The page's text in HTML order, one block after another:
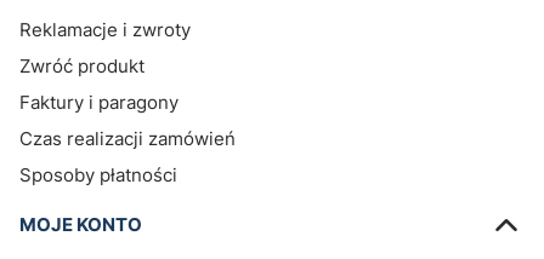
Reklamacje i zwroty
Zwróć produkt
Faktury i paragony
Czas realizacji zamówień
Sposoby płatności
MOJE KONTO